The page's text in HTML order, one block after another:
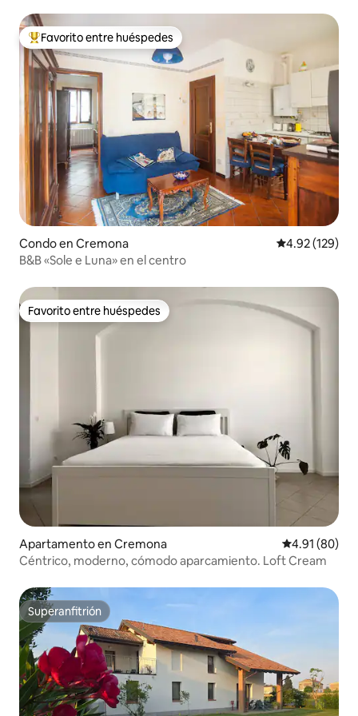
Favorito entre huéspedes preferido
Favorito entre huéspedes
Condo en Cremona Calificación
4.92 (129)
B&B «Sole e Luna» en el centro
Favorito entre huéspedes
Favorito entre huéspedes
Apartamento en Cremona Calificación
4.91 (80)
Céntrico, moderno, cómodo aparcamiento. Loft Cream
Superanfitrión
Superanfitrión